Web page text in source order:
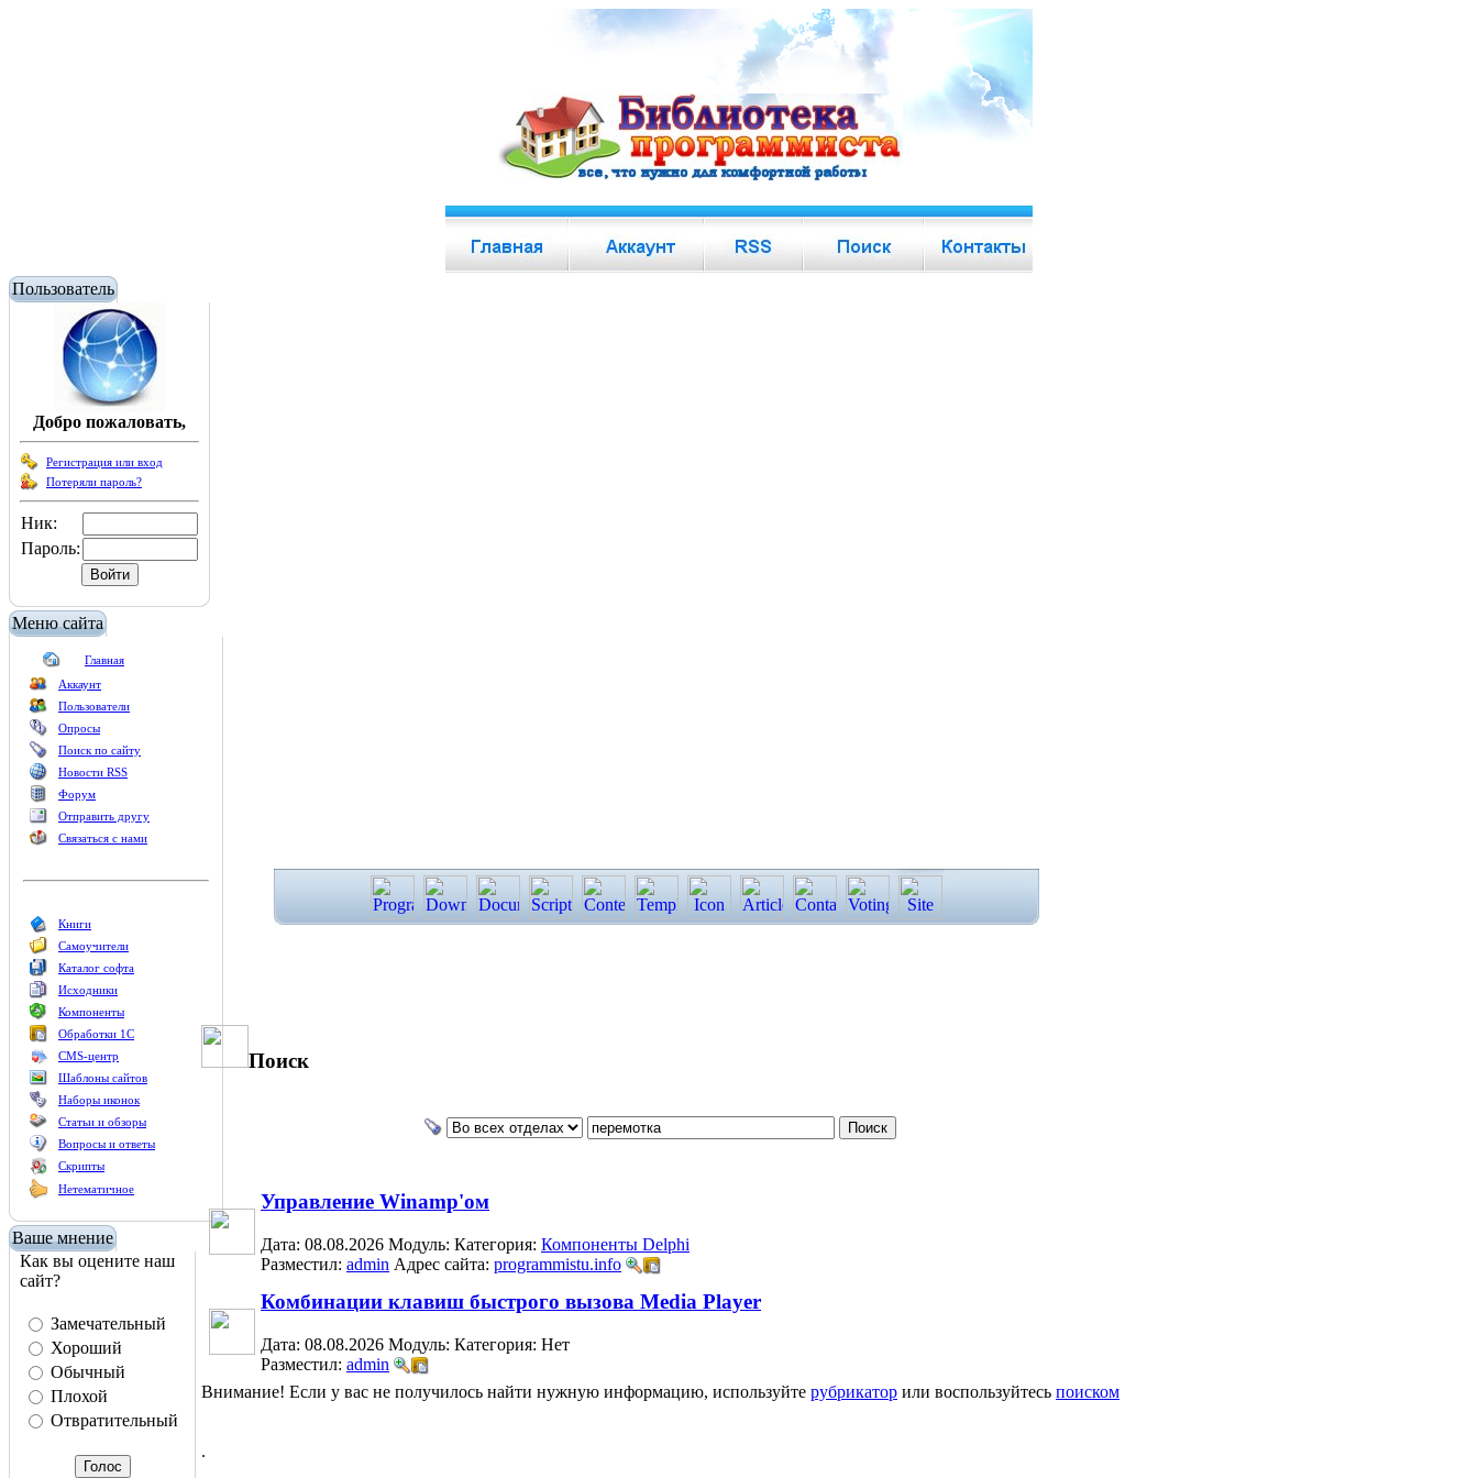
Пользователь
Добро пожаловать,
Регистрация или вход
Потеряли пароль?
Ник:
Пароль:
Меню сайта
Главная
Аккаунт
Пользователи
Опросы
Поиск по сайту
Новости RSS
Форум
Отправить другу
Связаться с нами
Книги
Самоучители
Каталог софта
Исходники
Компоненты
Обработки 1С
CMS-центр
Шаблоны сайтов
Наборы иконок
Статьи и обзоры
Вопросы и ответы
Скрипты
Нетематичное
Ваше мнение
Как вы оцените наш
сайт?
Замечательный
Хороший
Обычный
Плохой
Отвратительный
Поиск
Управление Winamp'ом
Дата: 08.08.2026 Модуль: Категория: Компоненты Delphi
Разместил: admin Адрес сайта: programmistu.info
Комбинации клавиш быстрого вызова Media Player
Дата: 08.08.2026 Модуль: Категория: Нет
Разместил: admin
Внимание! Если у вас не получилось найти нужную информацию, используйте рубрикатор или воспользуйтесь поиском
.